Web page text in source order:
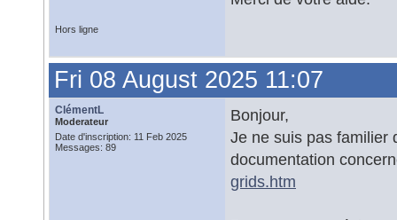
Hors ligne
Fri 08 August 2025 11:07
ClémentL
Moderateur
Date d'inscription: 11 Feb 2025
Messages: 89
Bonjour,
Je ne suis pas familier
documentation
grids.htm